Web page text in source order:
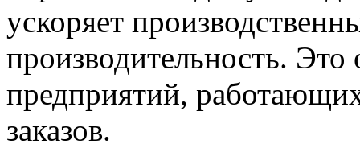
ускоряет
производительность.
предприятий,
заказов.